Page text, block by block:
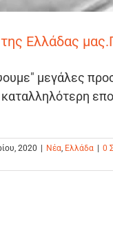
Ελλάδας
μεγάλες
2020 Νέα, Ελλάδα 0